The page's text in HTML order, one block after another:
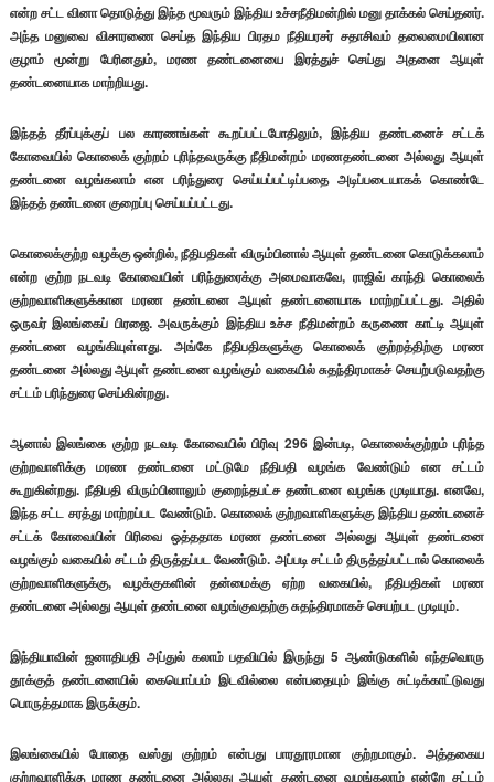
என்ற சட்ட வினா தொடுத்து இந்த மூவரும் இந்திய உச்சநீதிமன்றில் மனு தாக்கல் செய்தனர்.
அந்த மனுவை விசாரணை செய்த இந்திய பிரதம நீதியரசர் சதாசிவம் தலைமையிலான
குழாம் மூன்று பேரினதும், மரண தண்டனையை இரத்துச் செய்து அதனை ஆயுள்
தண்டனையாக மாற்றியது.
இந்தத் தீர்ப்புக்குப் பல காரணங்கள் கூறப்பட்டபோதிலும், இந்திய தண்டனைச் சட்டக்
கோவையில் கொலைக் குற்றம் புரிந்தவருக்கு நீதிமன்றம் மரணதண்டனை அல்லது ஆயுள்
தண்டனை வழங்கலாம் என பரிந்துரை செய்யப்பட்டிப்பதை அடிப்படையாகக் கொண்டே
இந்தத் தண்டனை குறைப்பு செய்யப்பட்டது.
கொலைக்குற்ற வழக்கு ஒன்றில், நீதிபதிகள் விரும்பினால் ஆயுள் தண்டனை கொடுக்கலாம்
என்ற குற்ற நடவடி கோவையின் பரிந்துரைக்கு அமைவாகவே, ராஜிவ் காந்தி கொலைக்
குற்றவாளிகளுக்கான மரண தண்டனை ஆயுள் தண்டனையாக மாற்றப்பட்டது. அதில்
ஒருவர் இலங்கைப் பிரஜை. அவருக்கும் இந்திய உச்ச நீதிமன்றம் கருணை காட்டி ஆயுள்
தண்டனை வழங்கியுள்ளது. அங்கே நீதிபதிகளுக்கு கொலைக் குற்றத்திற்கு மரண
தண்டனை அல்லது ஆயுள் தண்டனை வழங்கும் வகையில் சுதந்திரமாகச் செயற்படுவதற்கு
சட்டம் பரிந்துரை செய்கின்றது.
ஆனால் இலங்கை குற்ற நடவடி கோவையில் பிரிவு 296 இன்படி, கொலைக்குற்றம் புரிந்த
குற்றவாளிக்கு மரண தண்டனை மட்டுமே நீதிபதி வழங்க வேண்டும் என சட்டம்
கூறுகின்றது. நீதிபதி விரும்பினாலும் குறைந்தபட்ச தண்டனை வழங்க முடியாது. எனவே,
இந்த சட்ட சரத்து மாற்றப்பட வேண்டும். கொலைக் குற்றவாளிகளுக்கு இந்திய தண்டனைச்
சட்டக் கோவையின் பிரிவை ஒத்ததாக மரண தண்டனை அல்லது ஆயுள் தண்டனை
வழங்கும் வகையில் சட்டம் திருத்தப்பட வேண்டும். அப்படி சட்டம் திருத்தப்பட்டால் கொலைக்
குற்றவாளிகளுக்கு, வழக்குகளின் தன்மைக்கு ஏற்ற வகையில், நீதிபதிகள் மரண
தண்டனை அல்லது ஆயுள் தண்டனை வழங்குவதற்கு சுதந்திரமாகச் செயற்பட முடியும்.
இந்தியாவின் ஜனாதிபதி அப்துல் கலாம் பதவியில் இருந்து 5 ஆண்டுகளில் எந்தவொரு
தூக்குத் தண்டனையில் கையொப்பம் இடவில்லை என்பதையும் இங்கு சுட்டிக்காட்டுவது
பொருத்தமாக இருக்கும்.
இலங்கையில் போதை வஸ்து குற்றம் என்பது பாரதூரமான குற்றமாகும். அத்தகைய
குற்றவாளிக்கு மரண தண்டனை அல்லது ஆயுள் தண்டனை வழங்கலாம் என்றே சட்டம்